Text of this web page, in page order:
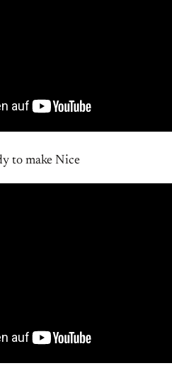
to make Nice